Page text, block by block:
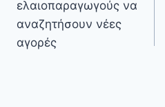
ελαιοπαραγωγούς να
αναζητήσουν νέες
αγορές